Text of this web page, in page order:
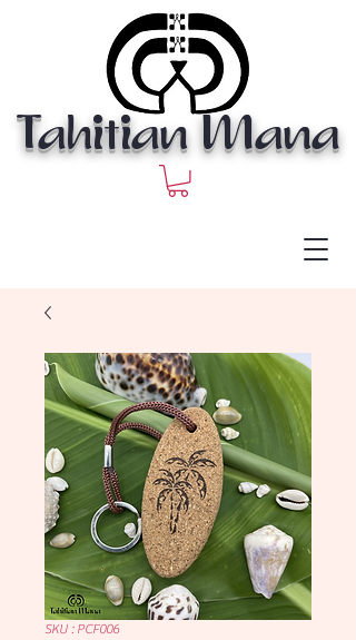
Tahitian Mana
SKU : PCF006